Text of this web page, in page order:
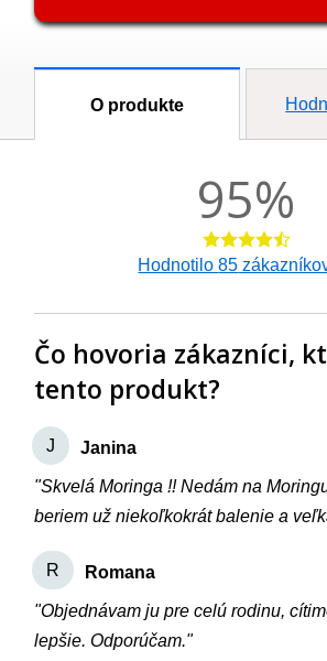
O produkte
95%
Hodnotilo85
Čo hovoria zákazníci,
tento produkt?
J Janina
"Skvelá Moringa !! Nedám na
beriem už niekoľkokrát balenie a
R Romana
"Objednávam ju pre celú rodinu,
lepšie. Odporúčam."